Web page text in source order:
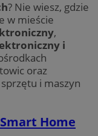
? Nie wiesz, gdzie
w mieście
,
i
oraz
i maszyn
Home